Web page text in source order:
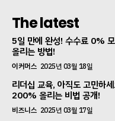
The latest
5일 만에 완성! 수수료 0%
올리는 방법!
이커머스 2025년 03월 18일
리더십 교육, 아직도 고민하
200% 올리는 비법 공개!
비즈니스 2025년 03월 17일